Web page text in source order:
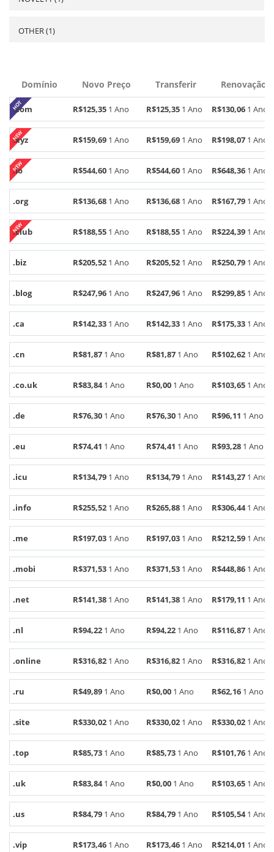
OTHER (1)
Domínio Novo Preço Transferir Renovação
.com R$125,35 1 Ano R$125,35 1 Ano R$130,06 1 Ano
.xyz R$159,69 1 Ano R$159,69 1 Ano R$198,07 1 Ano
.io R$544,60 1 Ano R$544,60 1 Ano R$648,36 1 Ano
.org R$136,68 1 Ano R$136,68 1 Ano R$167,79 1 Ano
.club R$188,55 1 Ano R$188,55 1 Ano R$224,39 1 Ano
.biz R$205,52 1 Ano R$205,52 1 Ano R$250,79 1 Ano
.blog R$247,96 1 Ano R$247,96 1 Ano R$299,85 1 Ano
.ca R$142,33 1 Ano R$142,33 1 Ano R$175,33 1 Ano
.cn R$81,87 1 Ano R$81,87 1 Ano R$102,62 1 Ano
.co.uk R$83,841 Ano R$0,00 1 Ano R$103,65 1 Ano
.de R$76,30 1 Ano R$76,30 1 Ano R$96,11 1 Ano
.eu R$74,41 1 Ano R$74,41 1 Ano R$93,28 1 Ano
.icu R$134,79 1 Ano R$134,79 1 Ano R$143,27 1 Ano
.info R$255,52 1 Ano R$265,88 1 Ano R$306,441 Ano
.me R$197,03 1 Ano R$197,03 1 Ano R$212,59 1 Ano
.mobi R$371,53 1 Ano R$371,53 1 Ano R$448,86 1 Ano
.net R$141,38 1 Ano R$141,38 1 Ano R$179,11 1 Ano
.nl R$94,22 1 Ano R$94,22 1 Ano R$116,87 1 Ano
.online R$316,82 1 Ano R$316,82 1 Ano R$316,82 1 Ano
.ru R$49,89 1 Ano R$0,00 1 Ano R$62,16 1 Ano
.site R$330,02 1 Ano R$330,02 1 Ano R$330,02 1 Ano
.top R$85,73 1 Ano R$85,73 1 Ano R$101,76 1 Ano
.uk R$83,841 Ano R$0,00 1 Ano R$103,65 1 Ano
.us R$84,79 1 Ano R$84,79 1 Ano R$105,541 Ano
.vip R$173,46 1 Ano R$173,46 1 Ano R$214,01 1 Ano